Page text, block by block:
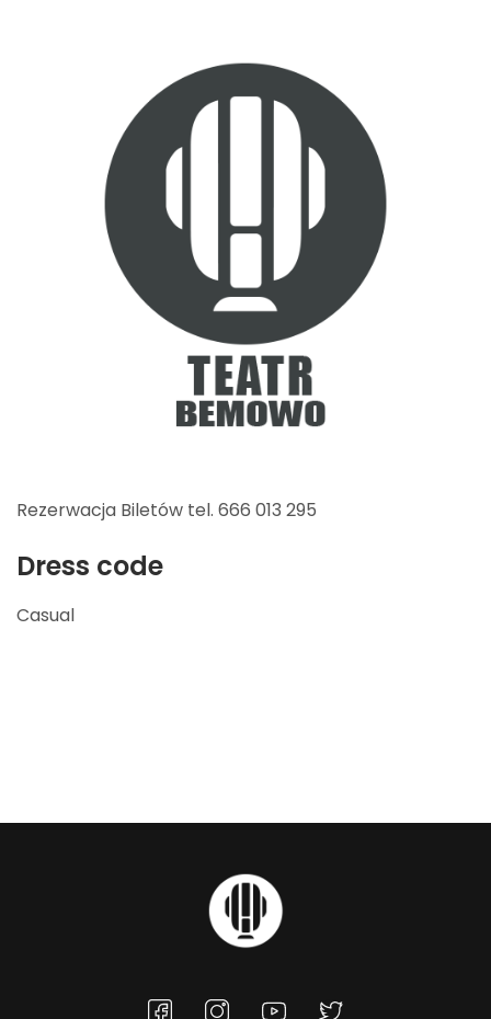
Rezerwacja Biletów tel. 666 013 295
Dress code
Casual